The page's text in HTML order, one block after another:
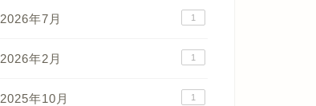
2026年7月 1
2026年2月 1
2025年10月 1